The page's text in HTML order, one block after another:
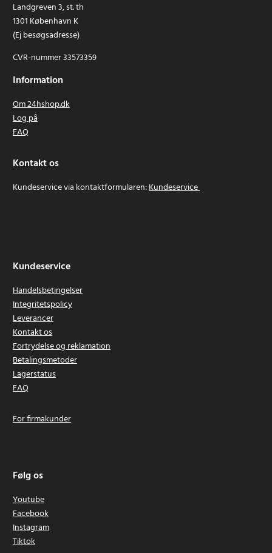
Landgreven 3, st. th
1301 København K
(Ej besøgsadresse)
CVR-nummer 33573359
Information
Om 24hshop.dk
Log på
FAQ
Kontakt os
Kundeservice via kontaktformularen:Kundeservice
Kundeservice
Handelsbetingelser
Integritetspolicy
Leverancer
Kontakt os
Fortrydelse og reklamation
Betalingsmetoder
Lagerstatus
FAQ
For firmakunder
Følg os
Youtube
Facebook
Instagram
Tiktok